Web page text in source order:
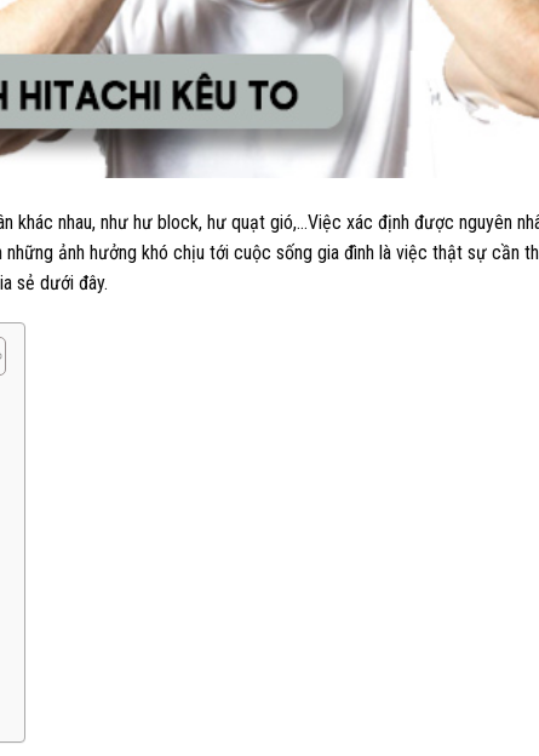
khác nhau, như hư block, hư quạt gió,…Việc xác định được nguyên
ảnh hưởng khó chịu tới cuộc sống gia đình là việc thật sự cần
sẻ dưới đây.